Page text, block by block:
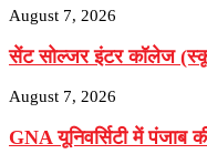
August 7, 2026
सेंट सोल्जर इंटर कॉलेज
August 7, 2026
GNA यूनिवर्सिटी में पंजाब